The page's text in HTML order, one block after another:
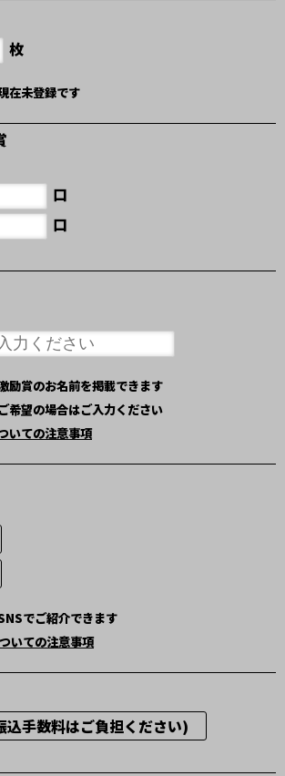
枚
在未登録です
口
口
励賞のお名前を掲載できます
希望の場合はご入力ください
いての注意事項
でご紹介できます
いての注意事項
込手数料はご負担ください)